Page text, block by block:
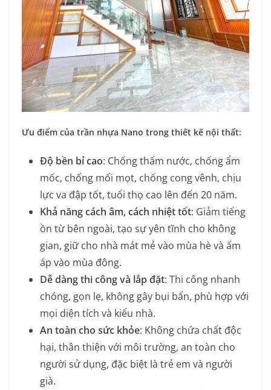
Ưu điểm của trần nhựa Nano trong thiết kế nội thất:
Độ bền bỉ cao: Chống thấm nước, chống ẩm
mốc, chống mối mọt, chống cong vênh, chịu
lực va đập tốt, tuổi thọ cao lên đến 20 năm.
Khả năng cách âm, cách nhiệt tốt: Giảm tiếng
ồn từ bên ngoài, tạo sự yên tĩnh cho không
gian, giữ cho nhà mát mẻ vào mùa hè và ấm
áp vào mùa đông.
Dễ dàng thi công và lắp đặt: Thi công nhanh
chóng, gọn lẹ, không gây bụi bẩn, phù hợp với
mọi diện tích và kiểu nhà.
An toàn cho sức khỏe: Không chứa chất độc
hại, thân thiện với môi trường, an toàn cho
người sử dụng, đặc biệt là trẻ em và người
già.